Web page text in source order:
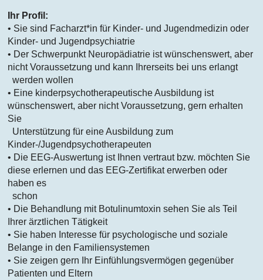
Ihr Profil:
• Sie sind Facharzt*in für Kinder- und Jugendmedizin oder
Kinder- und Jugendpsychiatrie
• Der Schwerpunkt Neuropädiatrie ist wünschenswert, aber
nicht Voraussetzung und kann Ihrerseits bei uns erlangt
werden wollen
• Eine kinderpsychotherapeutische Ausbildung ist
wünschenswert, aber nicht Voraussetzung, gern erhalten
Sie
Unterstützung für eine Ausbildung zum
Kinder-/Jugendpsychotherapeuten
• Die EEG-Auswertung ist Ihnen vertraut bzw. möchten Sie
diese erlernen und das EEG-Zertifikat erwerben oder
haben es
schon
• Die Behandlung mit Botulinumtoxin sehen Sie als Teil
Ihrer ärztlichen Tätigkeit
• Sie haben Interesse für psychologische und soziale
Belange in den Familiensystemen
• Sie zeigen gern Ihr Einfühlungsvermögen gegenüber
Patienten und Eltern